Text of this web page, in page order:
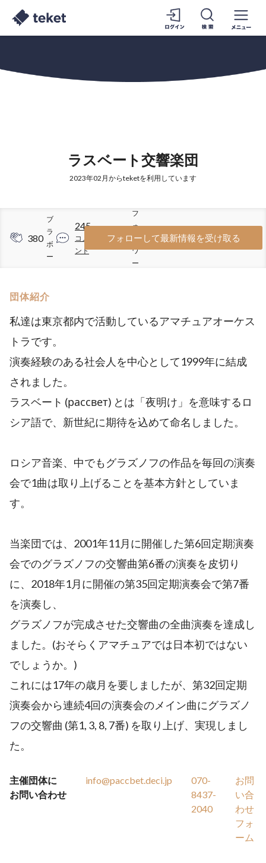
ラスベート交響楽団
2023年02月からteketを利用しています
380
ブ
ラ
ボ
ー
245
コメ
ント
954
フ
ォ
ロ
ワ
ー
フォローして最新情報を受け取る
団体紹介
私達は東京都内で活動しているアマチュアオーケス
トラです。
演奏経験のある社会人を中心として1999年に結成
されました。
ラスベート (рассвет) とは「夜明け」を意味するロ
シア語で、新世紀に期待を込めて命名しました。
ロシア音楽、中でもグラズノフの作品を毎回の演奏
会で1曲は取り上げることを基本方針としていま
す。
当楽団では、2001年11月に開催した第6回定期演奏
会でのグラズノフの交響曲第6番の演奏を皮切り
に、2018年1月に開催の第35回定期演奏会で第7番
を演奏し、
グラズノフが完成させた交響曲の全曲演奏を達成し
ました。(おそらくアマチュアでは日本初ではない
でしょうか。)
これには17年の歳月を要しましたが、第32回定期
演奏会から連続4回の演奏会のメイン曲にグラズノ
フの交響曲 (第1, 3, 8, 7番) を取り上げ、実現しまし
た。
主催団体に
お問い合わせ
info@paccbet.deci.jp
070-
8437-
2040
お問
い合
わせ
フォ
ーム